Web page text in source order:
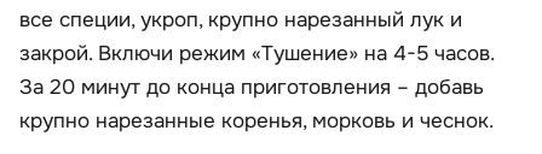
все специи, укроп, крупно нарезанный лук и
закрой. Включи режим «Тушение» на 4-5 часов.
За 20 минут до конца приготовления – добавь
крупно нарезанные коренья, морковь и чеснок.